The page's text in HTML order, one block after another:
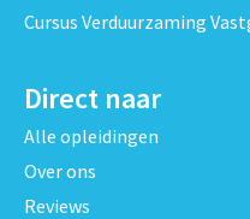
Cursus Verduurzaming
Direct naar
Alle opleidingen
Over ons
Reviews